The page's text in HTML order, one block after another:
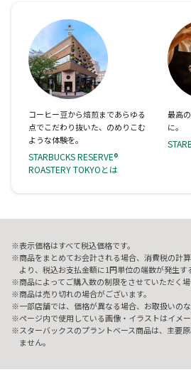
コーヒー豆から焙煎まであらゆる
点でこだわり抜いた、のめりこむ
ような体験を。
STARBUCKS RESERVE®
ROASTERY TOKYOとは
最高
に。
表示価格はすべて税込価格です。
商品をまとめてお会計される場合、消費税の計
より、税込お支払金額に1円単位の端数が発生す
商品によってご購入数の制限をさせていただく場
商品は売り切れの場合がございます。
一部店舗では、価格が異なる場合、お取扱いのな
ページ内で使用している画像・イラストはイメー
スターバックスのプラントベース商品は、主要
ません。